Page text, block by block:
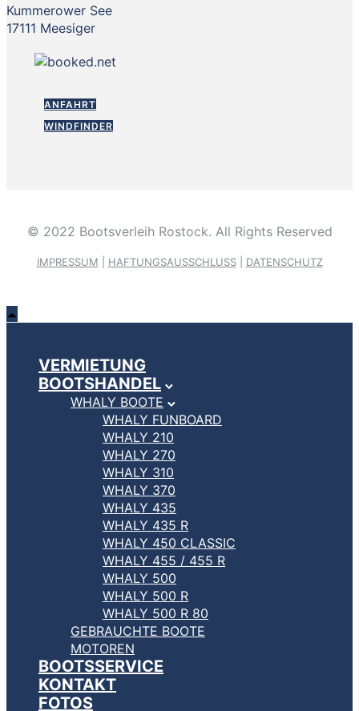
Kummerower See
17111 Meesiger
ANFAHRT
WINDFINDER
© 2022 Bootsverleih Rostock. All Rights Reserved
IMPRESSUM HAFTUNGSAUSSCHLUSS| DATENSCHUTZ
VERMIETUNG
BOOTSHANDEL
WHALY BOOTE
WHALY FUNBOARD
WHALY 210
WHALY 270
WHALY 310
WHALY 370
WHALY 435
WHALY 435 R
WHALY 450 CLASSIC
WHALY 455 / 455 R
WHALY 500
WHALY 500 R
WHALY 500 R 80
GEBRAUCHTE BOOTE
MOTOREN
BOOTSSERVICE
KONTAKT
FOTOS